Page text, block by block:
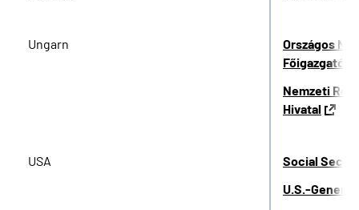
Ungarn
Országos
Nemzeti
Hivatal
USA
Social
U.S.-